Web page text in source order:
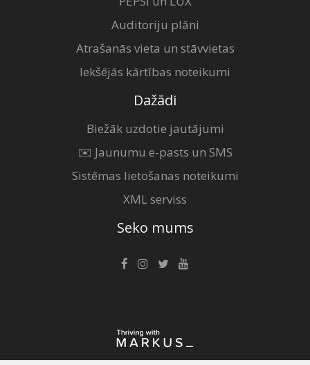
Auditoriju plāni
Atrašanās vieta un stāvvietas
Iekšējās kārtības noteikumi
Dažādi
Biežāk uzdotie jautājumi
✉️ Jaunumu e-pasts un SMS
Sistēmas lietošanas noteikumi
XML serviss
Seko mums